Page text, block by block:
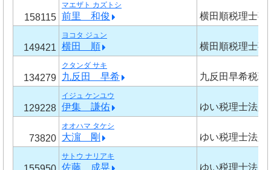
158115
マエザト カズトシ
前里 和俊 横田順税理士事
149421
ヨコタ ジュン
横田 順 横田順税理士事
134279
クタンダ サキ
九反田 早希 九反田早希税理
129228
イジュ ケンユウ
伊集 謙佑 ゆい税理士法人
73820
オオハマ タケシ
大濵 剛 ゆい税理士法人
サトウ ナリアキ
佐藤 成晃 ゆい税理士法人